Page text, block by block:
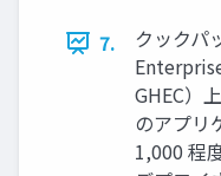
7.
クックパ
GHEC）
のアプリ
1,000 程